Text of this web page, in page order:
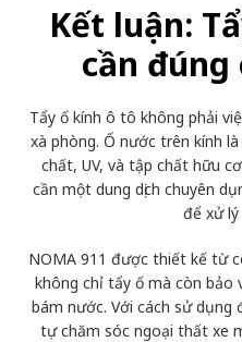
Kết luận:
cần đúng
Tẩy ố kính ô tô không phải
xà phòng. Ố nước trên kính
chất, UV, và tập chất hữu
cần một dung dịch chuyên
để xử lý
NOMA 911 được thiết kế từ
không chỉ tẩy ố mà còn bảo
bám nước. Với cách sử
tự chăm sóc ngoại thất xe